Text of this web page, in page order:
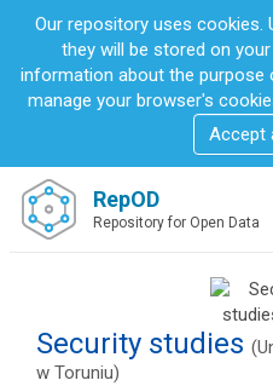
m
Our repository uses cookies.
they will be stored on
information about the purpose
manage your browser's
Accept
RepOD
Repository for Open Data
Security studies
w Toruniu)